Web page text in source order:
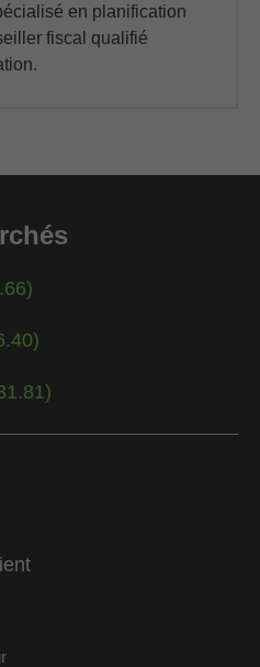
en planification
fiscal qualifié
)
)
)